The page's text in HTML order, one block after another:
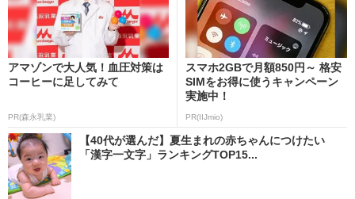
アマゾンで大人気！血圧対策は
コーヒーに足してみて
PR(森永乳業)
スマホ2GBで月額850円～ 格安
SIMをお得に使うキャンペーン
実施中！
PR(IIJmio)
【40代が選んだ】夏生まれの赤ちゃんにつけたい
「漢字一文字」ランキングTOP15...